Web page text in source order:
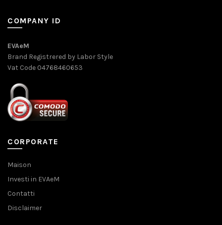
COMPANY ID
EVAeM
Brand Registrered by Labor Style
Vat Code 04768460653
CORPORATE
Maison
Investi in EVAeM
Contatti
Disclaimer